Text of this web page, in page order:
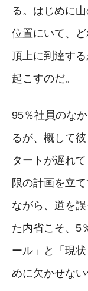
る。はじめに
位置にいて、
頂上に到達す
起こすのだ。
95％社員のな
るが、概して
タートが遅れ
限の計画を立
ながら、道を
た内省こそ、5
ール」と「現
めに欠かせない